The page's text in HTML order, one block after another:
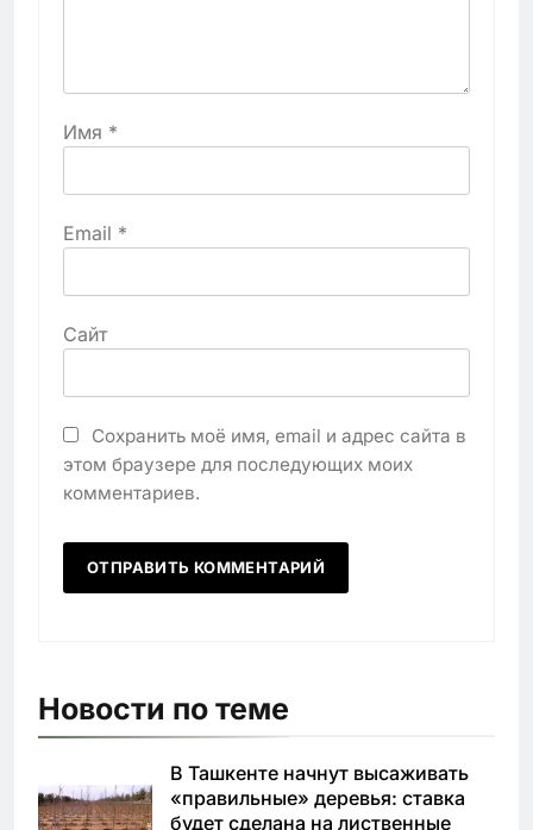
Имя *
Email *
Сайт
Сохранить моё имя, email и адрес сайта в
этом браузере для последующих моих
комментариев.
Новости по теме
В Ташкенте начнут высаживать
«правильные» деревья: ставка
будет сделана на лиственные